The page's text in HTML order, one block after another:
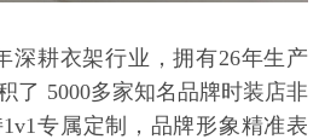
深耕衣架行业，拥有26年生产
了 5000多家知名品牌时装店非
1v1 专属定制，品牌形象精准表